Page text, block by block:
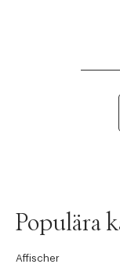
Populära
Affischer